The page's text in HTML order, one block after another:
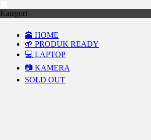
Kategori
🕋 HOME
🌱 PRODUK READY
💻 LAPTOP
📷 KAMERA
SOLD OUT